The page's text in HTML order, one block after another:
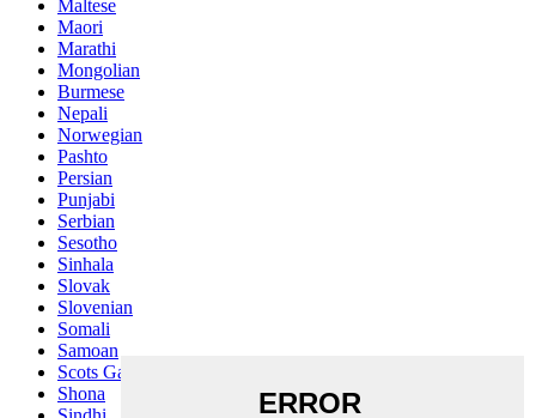
Maltese
Maori
Marathi
Mongolian
Burmese
Nepali
Norwegian
Pashto
Persian
Punjabi
Serbian
Sesotho
Sinhala
Slovak
Slovenian
Somali
Samoan
Scots Gaelic
Shona